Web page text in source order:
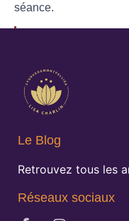
séance.
Le Blog
Retrouvez tous les
Réseaux sociaux